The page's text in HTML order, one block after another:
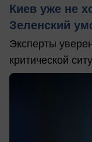
Киев уже не
Зеленский
Эксперты
критической